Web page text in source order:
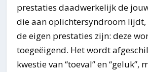
prestaties daadwerkelijk de
die aan oplichtersyndroom lijdt,
de eigen prestaties zijn: deze
toegeëigend. Het wordt
kwestie van “toeval” en “geluk”,